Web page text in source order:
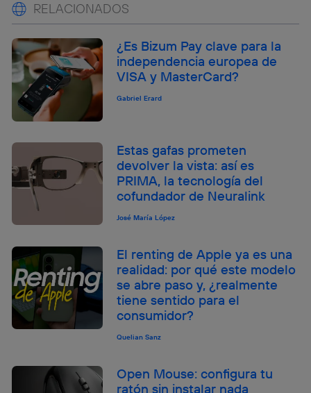
RELACIONADOS
¿Es Bizum Pay clave para la
independencia europea de
VISA y MasterCard?
Gabriel Erard
Estas gafas prometen
devolver la vista: así es
PRIMA, la tecnología del
cofundador de Neuralink
José María López
El renting de Apple ya es una
realidad: por qué este modelo
se abre paso y, ¿realmente
tiene sentido para el
consumidor?
Quelian Sanz
Open Mouse: configura tu
ratón sin instalar nada